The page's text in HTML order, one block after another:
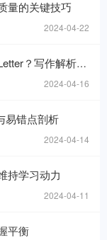
量的关键技巧
2024-04-22
写作解析与技巧！
2024-04-16
易错点剖析
2024-04-14
持学习动力
2024-04-11
平衡